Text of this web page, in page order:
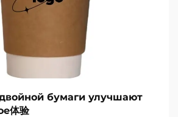
бумаги улучшают
体验